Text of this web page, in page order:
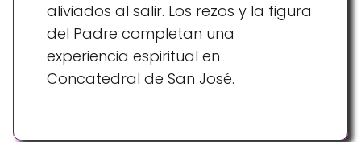
aliviados al salir. Los rezos y la figura
del Padre completan una
experiencia espiritual en
Concatedral de San José.